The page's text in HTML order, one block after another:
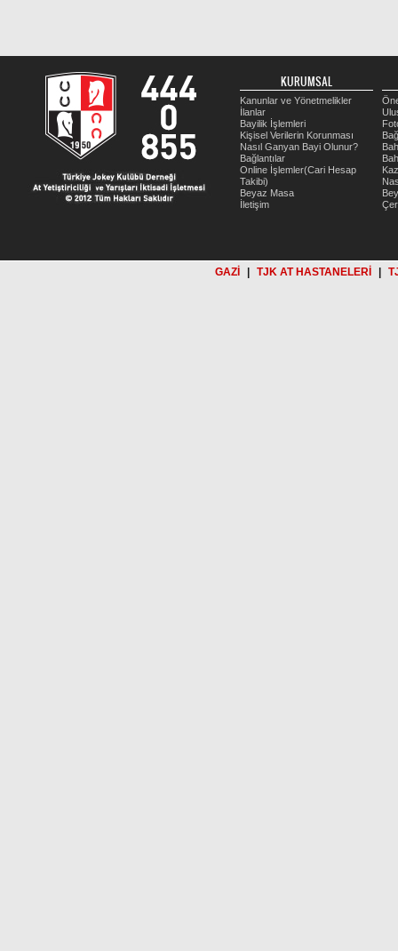
KURUMSAL
Kanunlar ve Yönetmelikler
İlanlar
Bayilik İşlemleri
Kişisel Verilerin Korunması
Nasıl Ganyan Bayi Olunur?
Bağlantılar
Online İşlemler(Cari Hesap
Takibi)
Beyaz Masa
İletişim
GAZİ TJK AT HASTANELERİ